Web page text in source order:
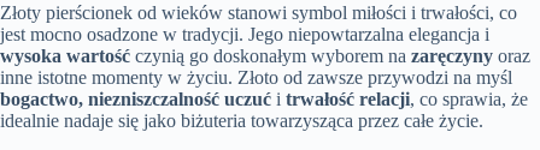
Złoty pierścionek od wieków stanowi symbol miłości i trwałości, co
jest mocno osadzone w tradycji. Jego niepowtarzalna elegancja i
wysoka wartość czynią go doskonałym wyborem na zaręczyny oraz
inne istotne momenty w życiu. Złoto od zawsze przywodzi na myśl
bogactwo, niezniszczalność uczuć i trwałość relacji, co sprawia, że
idealnie nadaje się jako biżuteria towarzysząca przez całe życie.